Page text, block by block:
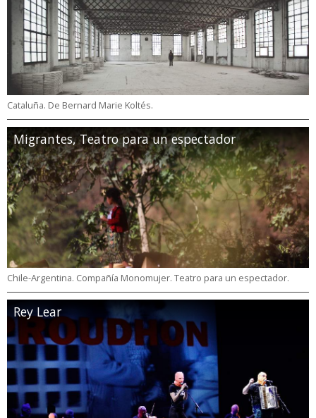
Cataluña. De Bernard Marie Koltés.
Migrantes, Teatro para un espectador
Chile-Argentina. Compañía Monomujer. Teatro para un espectador.
Rey Lear